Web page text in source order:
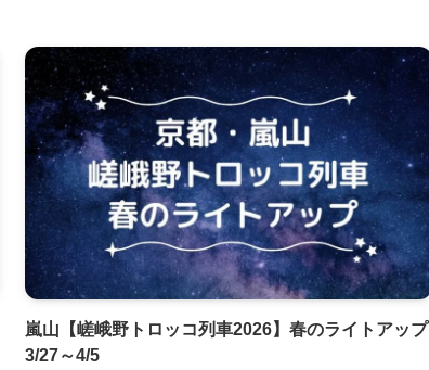
嵐山【嵯峨野トロッコ列車2026】春のライトアップ
3/27～4/5